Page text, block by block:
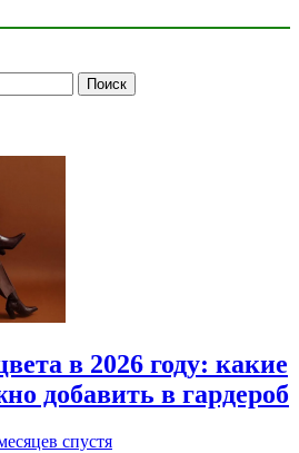
в 2026 году: какие
добавить в гардероб
спустя